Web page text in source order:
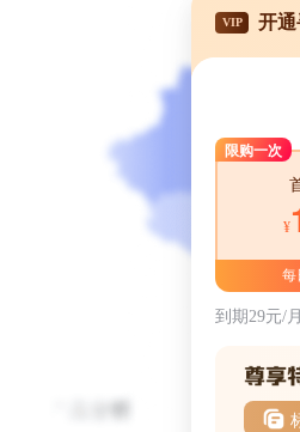
VIP 开
限购一次
¥
每
到期29元/